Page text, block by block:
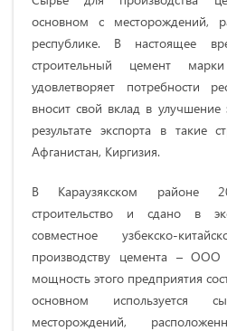
основном с месторождений,
республике. В настоящее
строительный цемент
удовлетворяет потребности
вносит свой вклад в
результате экспорта в такие
Афганистан, Киргизия.
В Караузякском районе
строительство и сдано в
совместное узбекско-
производству цемента – ООО
мощность этого предприятия
основном используется
месторождений,